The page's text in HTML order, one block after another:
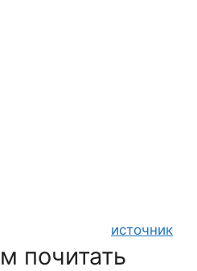
источник
почитать